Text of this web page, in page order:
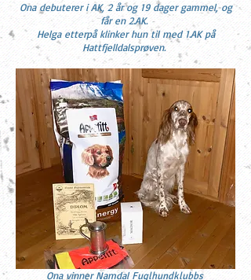
Ona debuterer i AK, 2 år og 19 dager gammel, og
får en 2.AK.
Helga etterpå klinker hun til med 1.AK på
Hattfjelldalsprøven.
Ona vinner NamdalFuglhundklubbs